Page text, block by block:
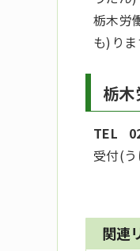
栃木労
も)り
栃
TEL
受付(
関連